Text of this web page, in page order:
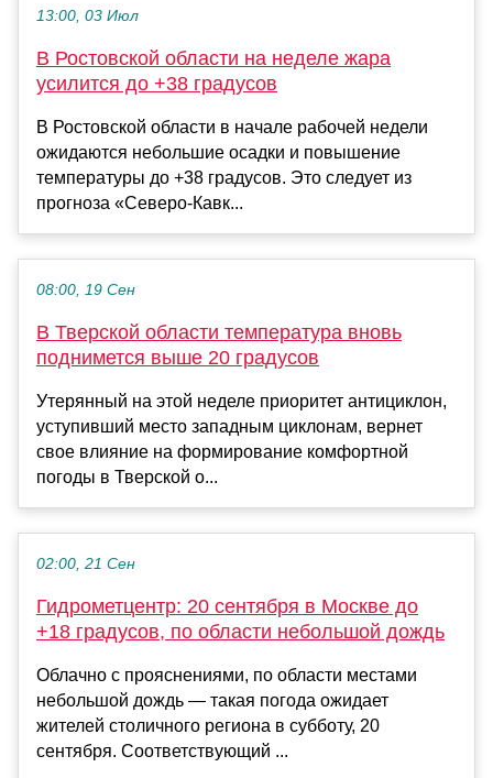
13:00, 03 Июл
В Ростовской области на неделе жара
усилится до +38 градусов
В Ростовской области в начале рабочей недели
ожидаются небольшие осадки и повышение
температуры до +38 градусов. Это следует из
прогноза «Северо-Кавк...
08:00, 19 Сен
В Тверской области температура вновь
поднимется выше 20 градусов
Утерянный на этой неделе приоритет антициклон,
уступивший место западным циклонам, вернет
свое влияние на формирование комфортной
погоды в Тверской о...
02:00, 21 Сен
Гидрометцентр: 20 сентября в Москве до
+18 градусов, по области небольшой дождь
Облачно с прояснениями, по области местами
небольшой дождь — такая погода ожидает
жителей столичного региона в субботу, 20
сентября. Соответствующий ...